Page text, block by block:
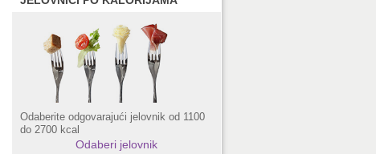
Odaberite odgovarajući jelovnik od 1100
do 2700 kcal
Odaberi jelovnik